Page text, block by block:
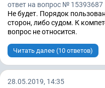
ответ на вопрос № 15393687
Не будет. Порядок
сторон, либо судом. К
вопрос не относится.
Читать далее (10 ответов)
28.05.2019, 14:35